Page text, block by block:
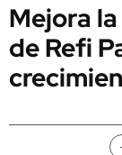
Mejora
de Refi